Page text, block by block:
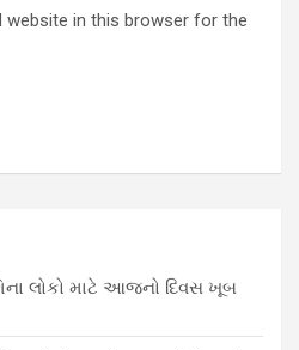
website in this browser for the
લોકો માટે આજનો દિવસ ખૂબ